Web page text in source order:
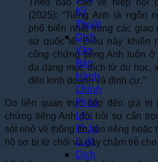
Kỹ
Thuật
Dịch
Văn
Bản
Hành
Chính
Pháp
Lý –
Pháp
Luật
Dịch
Theo báo cáo về hiệp hội
(2025): “Tiếng Anh là ngôn
phổ biến nhất trong các giao
sơ quốc tế. Điều này khiến
công chứng tiếng Anh luôn
đa dạng mục đích từ du học,
đến kinh doanh và định cư.”
Do liên quan trực tiếp đến giá trị
chứng tiếng Anh đòi hỏi sự cẩn
sót nhỏ về thông tin, tên riêng hoặc
hồ sơ bị từ chối và gây chậm trễ